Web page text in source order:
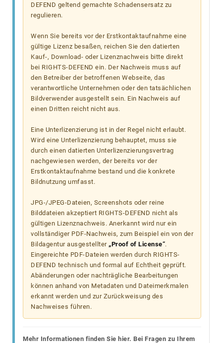
DEFEND geltend gemachte Schadensersatz zu
regulieren.
Wenn Sie bereits vor der Erstkontaktaufnahme eine
gültige Lizenz besaßen, reichen Sie den datierten
Kauf-, Download- oder Lizenznachweis bitte direkt
bei RIGHTS-DEFEND ein. Der Nachweis muss auf
den Betreiber der betroffenen Webseite, das
verantwortliche Unternehmen oder den tatsächlichen
Bildverwender ausgestellt sein. Ein Nachweis auf
einen Dritten reicht nicht aus.
Eine Unterlizenzierung ist in der Regel nicht erlaubt.
Wird eine Unterlizenzierung behauptet, muss sie
durch einen datierten Unterlizenzierungsvertrag
nachgewiesen werden, der bereits vor der
Erstkontaktaufnahme bestand und die konkrete
Bildnutzung umfasst.
JPG-/JPEG-Dateien, Screenshots oder reine
Bilddateien akzeptiert RIGHTS-DEFEND nicht als
gültigen Lizenznachweis. Anerkannt wird nur ein
vollständiger PDF-Nachweis, zum Beispiel ein von der
Bildagentur ausgestellter „Proof of License“.
Eingereichte PDF-Dateien werden durch RIGHTS-
DEFEND technisch und formal auf Echtheit geprüft.
Abänderungen oder nachträgliche Bearbeitungen
können anhand von Metadaten und Dateimerkmalen
erkannt werden und zur Zurückweisung des
Nachweises führen.
Mehr Informationen finden Sie hier. Bei Fragen zu Ihrem